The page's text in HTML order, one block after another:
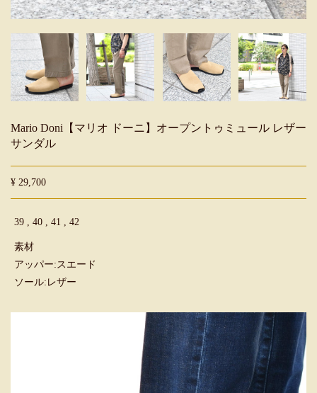
Mario Doni【マリオ ドーニ】オープントゥミュール レザー
サンダル
¥ 29,700
39 , 40 , 41 , 42
素材
アッパー:スエード
ソール:レザー